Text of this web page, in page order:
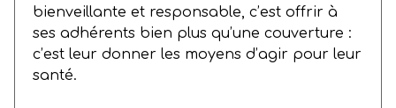
bienveillante et responsable, c’est offrir à
ses adhérents bien plus qu’une couverture :
c’est leur donner les moyens d’agir pour leur
santé.